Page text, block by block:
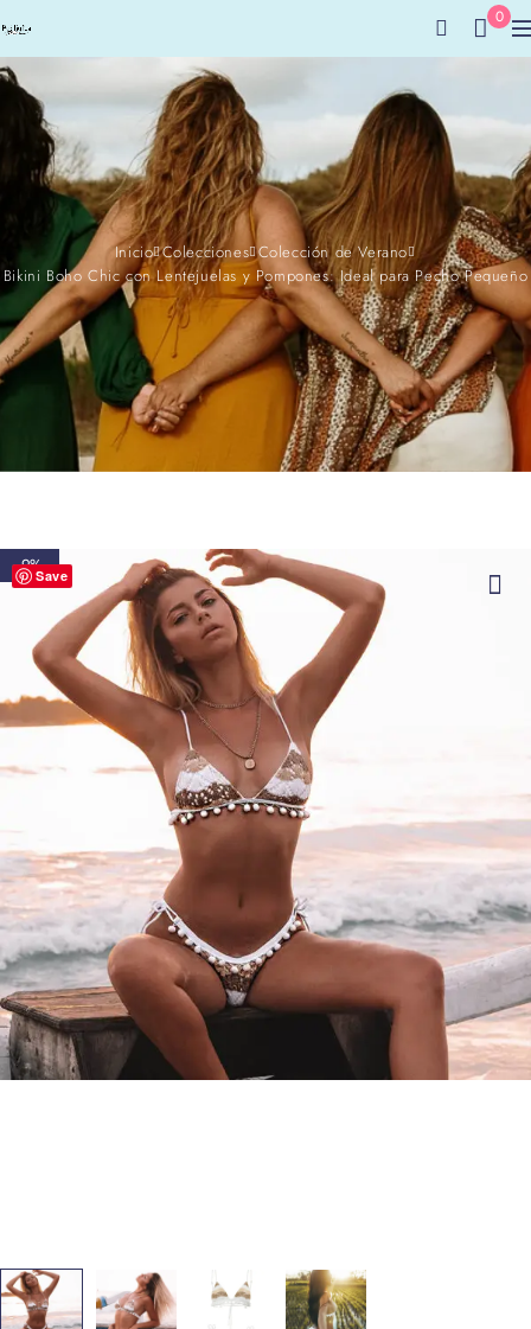
0
Inicio Colecciones Colección de Verano
Bikini Boho Chic con Lentejuelas y Pompones: Ideal para Pecho Pequeño
Save
-9%